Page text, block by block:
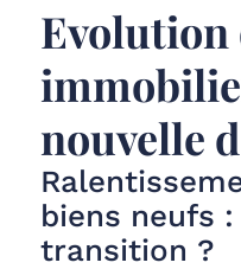
Evolution
nouvelle
biens neufs
transition ?